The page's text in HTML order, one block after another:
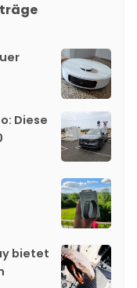
Diese
bietet